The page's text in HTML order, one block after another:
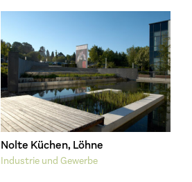
Nolte Küchen, Löhne
Industrie und Gewerbe